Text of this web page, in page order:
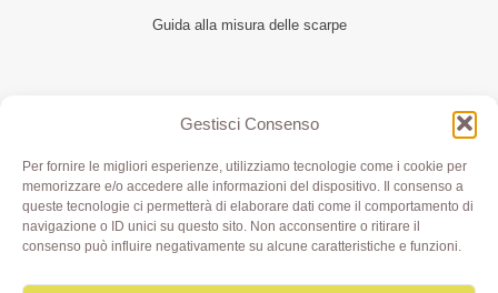
Gestisci Consenso
Per fornire le migliori esperienze, utilizziamo tecnologie come i cookie per
memorizzare e/o accedere alle informazioni del dispositivo. Il consenso a
queste tecnologie ci permetterà di elaborare dati come il comportamento di
navigazione o ID unici su questo sito. Non acconsentire o ritirare il
consenso può influire negativamente su alcune caratteristiche e funzioni.
Guida alla misura delle scarpe
Seguici